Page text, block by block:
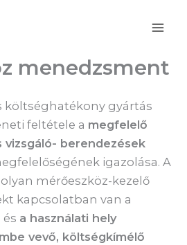
menedzsment
költséghatékony gyártás
feltétele a megfelelő
vizsgáló- berendezések
igazolása. A
mérőeszköz-kezelő
kapcsolatban van a
a használati hely
vevő, költségkímélő